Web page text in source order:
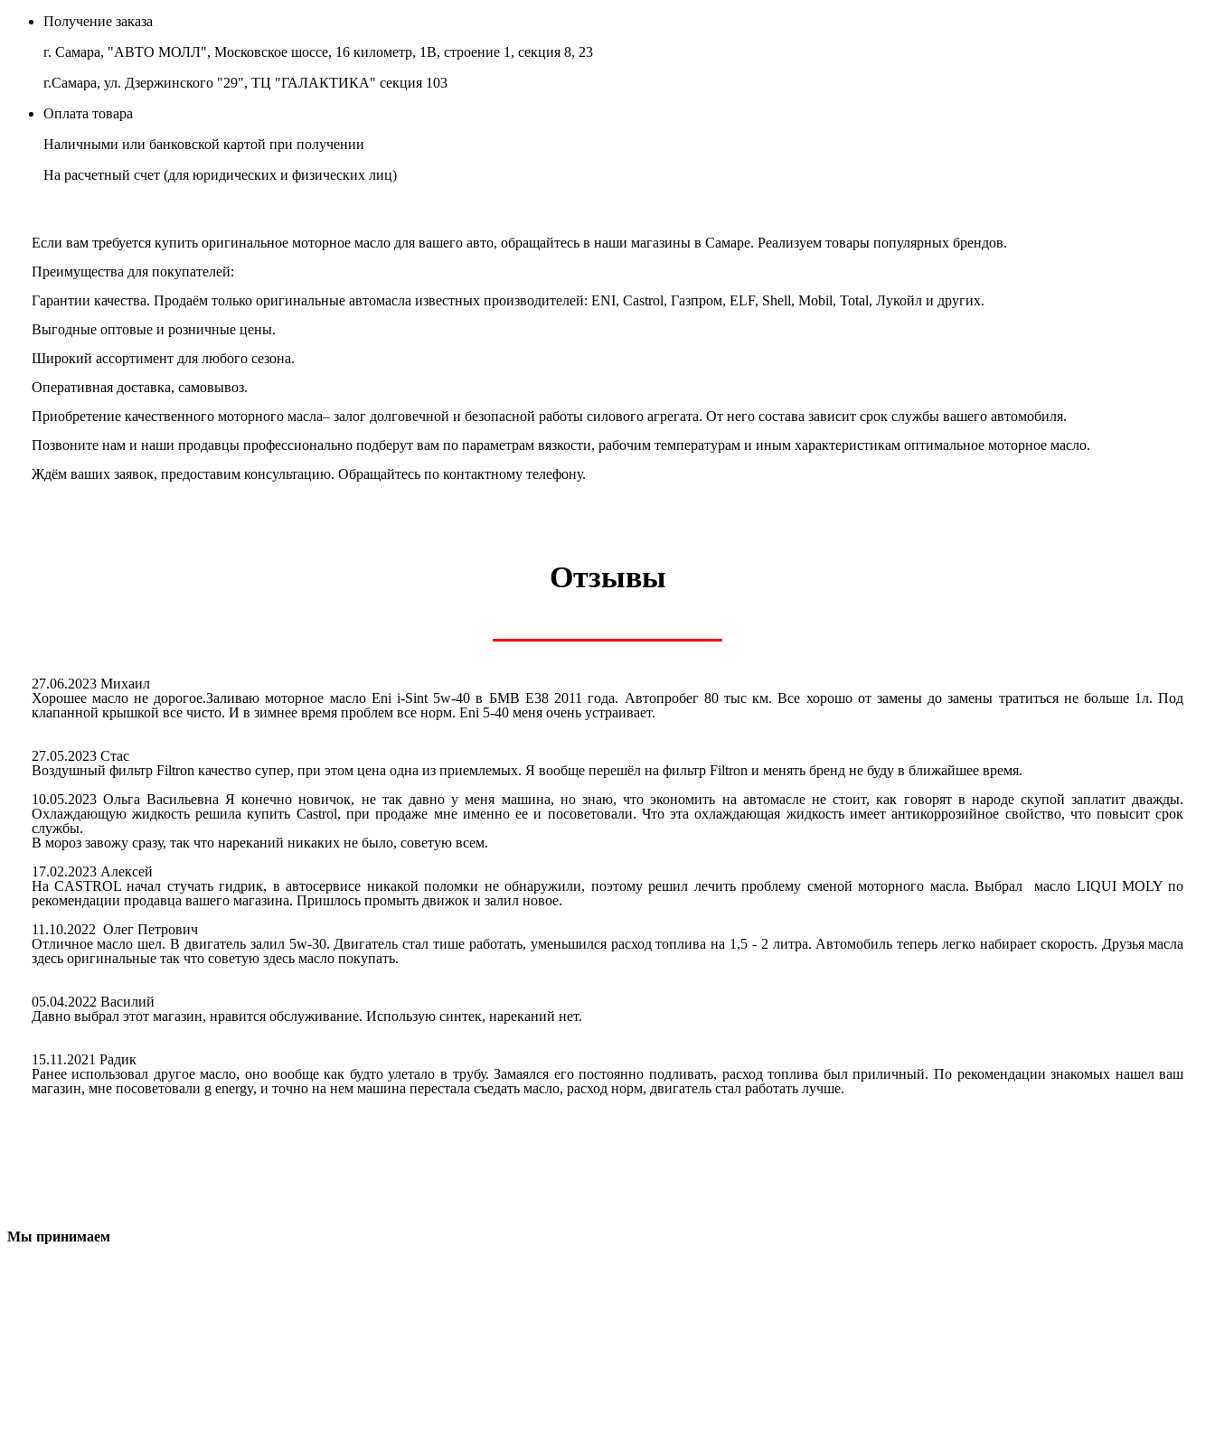
Получение заказа
г. Самара, "АВТО МОЛЛ", Московское шоссе, 16 километр, 1В, строение 1, секция 8, 23
г.Самара, ул. Дзержинского "29", ТЦ "ГАЛАКТИКА" секция 103
Оплата товара
Наличными или банковской картой при получении
На расчетный счет (для юридических и физических лиц)
Если вам требуется купить оригинальное моторное масло для вашего авто, обращайтесь в наши магазины в Самаре. Реализуем товары популярных брендов.
Преимущества для покупателей:
Гарантии качества. Продаём только оригинальные автомасла известных производителей: ENI, Castrol, Газпром, ELF, Shell, Mobil, Total, Лукойл и других.
Выгодные оптовые и розничные цены.
Широкий ассортимент для любого сезона.
Оперативная доставка, самовывоз.
Приобретение качественного моторного масла– залог долговечной и безопасной работы силового агрегата. От него состава зависит срок службы вашего автомобиля.
Позвоните нам и наши продавцы профессионально подберут вам по параметрам вязкости, рабочим температурам и иным характеристикам оптимальное моторное масло.
Ждём ваших заявок, предоставим консультацию. Обращайтесь по контактному телефону.
Отзывы
27.06.2023 Михаил
Хорошее масло не дорогое.Заливаю моторное масло Eni i-Sint 5w-40 в БМВ E38 2011 года. Автопробег 80 тыс км. Все хорошо от замены до замены тратиться не больше 1л. Под
клапанной крышкой все чисто. И в зимнее время проблем все норм. Eni 5-40 меня очень устраивает.
27.05.2023 Стас
Воздушный фильтр Filtron качество супер, при этом цена одна из приемлемых. Я вообще перешёл на фильтр Filtron и менять бренд не буду в ближайшее время.
10.05.2023 Ольга Васильевна Я конечно новичок, не так давно у меня машина, но знаю, что экономить на автомасле не стоит, как говорят в народе скупой заплатит дважды.
Охлаждающую жидкость решила купить Castrol, при продаже мне именно ее и посоветовали. Что эта охлаждающая жидкость имеет антикоррозийное свойство, что повысит срок
службы.
В мороз завожу сразу, так что нареканий никаких не было, советую всем.
17.02.2023 Алексей
На CASTROL начал стучать гидрик, в автосервисе никакой поломки не обнаружили, поэтому решил лечить проблему сменой моторного масла. Выбрал масло LIQUI MOLY по
рекомендации продавца вашего магазина. Пришлось промыть движок и залил новое.
11.10.2022 Олег Петрович
Отличное масло шел. В двигатель залил 5w-30. Двигатель стал тише работать, уменьшился расход топлива на 1,5 - 2 литра. Автомобиль теперь легко набирает скорость. Друзья масла
здесь оригинальные так что советую здесь масло покупать.
05.04.2022 Василий
Давно выбрал этот магазин, нравится обслуживание. Использую синтек, нареканий нет.
15.11.2021 Радик
Ранее использовал другое масло, оно вообще как будто улетало в трубу. Замаялся его постоянно подливать, расход топлива был приличный. По рекомендации знакомых нашел ваш
магазин, мне посоветовали g energy, и точно на нем машина перестала съедать масло, расход норм, двигатель стал работать лучше.
Мы принимаем